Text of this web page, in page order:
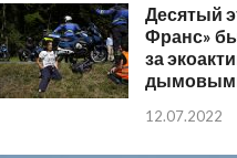
Десятый
Франс»
за
12.07.2022